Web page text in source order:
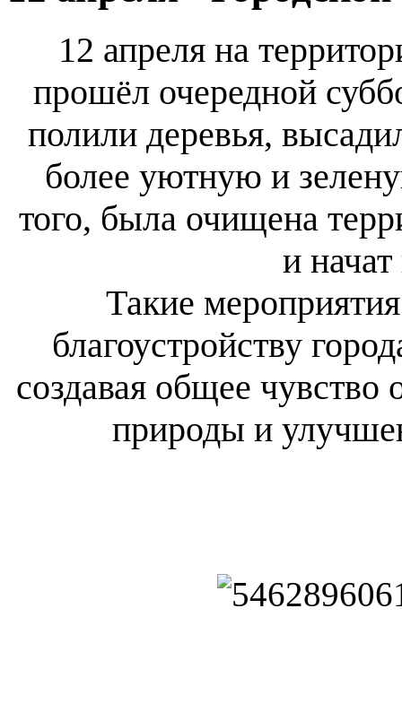
12 апреля на
прошёл очередной
полили деревья,
более уютную и
того, была очищена
и
Такие
благоустройству
создавая общее чувство
природы и